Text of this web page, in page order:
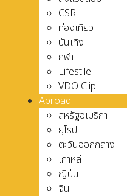
CSR
ท่องเที่ยว
บันเทิง
กีฬา
Lifestile
VDO Clip
Abroad
สหรัฐอเมริกา
ยุโรป
ตะวันออกกลาง
เกาหลี
ญี่ปุ่น
จีน